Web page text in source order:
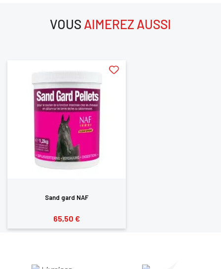
VOUS AIMEREZ AUSSI
Sand gard NAF
65,50 €